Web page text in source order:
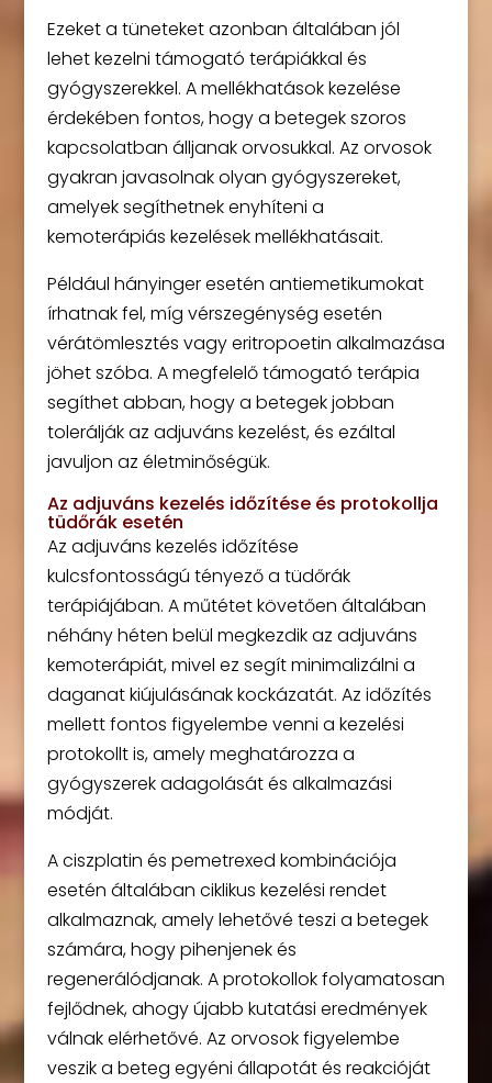
Ezeket a tüneteket azonban általában jól
lehet kezelni támogató terápiákkal és
gyógyszerekkel. A mellékhatások kezelése
érdekében fontos, hogy a betegek szoros
kapcsolatban álljanak orvosukkal. Az orvosok
gyakran javasolnak olyan gyógyszereket,
amelyek segíthetnek enyhíteni a
kemoterápiás kezelések mellékhatásait.
Például hányinger esetén antiemetikumokat
írhatnak fel, míg vérszegénység esetén
vérátömlesztés vagy eritropoetin alkalmazása
jöhet szóba. A megfelelő támogató terápia
segíthet abban, hogy a betegek jobban
tolerálják az adjuváns kezelést, és ezáltal
javuljon az életminőségük.
Az adjuváns kezelés időzítése és protokollja
tüdőrák esetén
Az adjuváns kezelés időzítése
kulcsfontosságú tényező a tüdőrák
terápiájában. A műtétet követően általában
néhány héten belül megkezdik az adjuváns
kemoterápiát, mivel ez segít minimalizálni a
daganat kiújulásának kockázatát. Az időzítés
mellett fontos figyelembe venni a kezelési
protokollt is, amely meghatározza a
gyógyszerek adagolását és alkalmazási
módját.
A ciszplatin és pemetrexed kombinációja
esetén általában ciklikus kezelési rendet
alkalmaznak, amely lehetővé teszi a betegek
számára, hogy pihenjenek és
regenerálódjanak. A protokollok folyamatosan
fejlődnek, ahogy újabb kutatási eredmények
válnak elérhetővé. Az orvosok figyelembe
veszik a beteg egyéni állapotát és reakcióját